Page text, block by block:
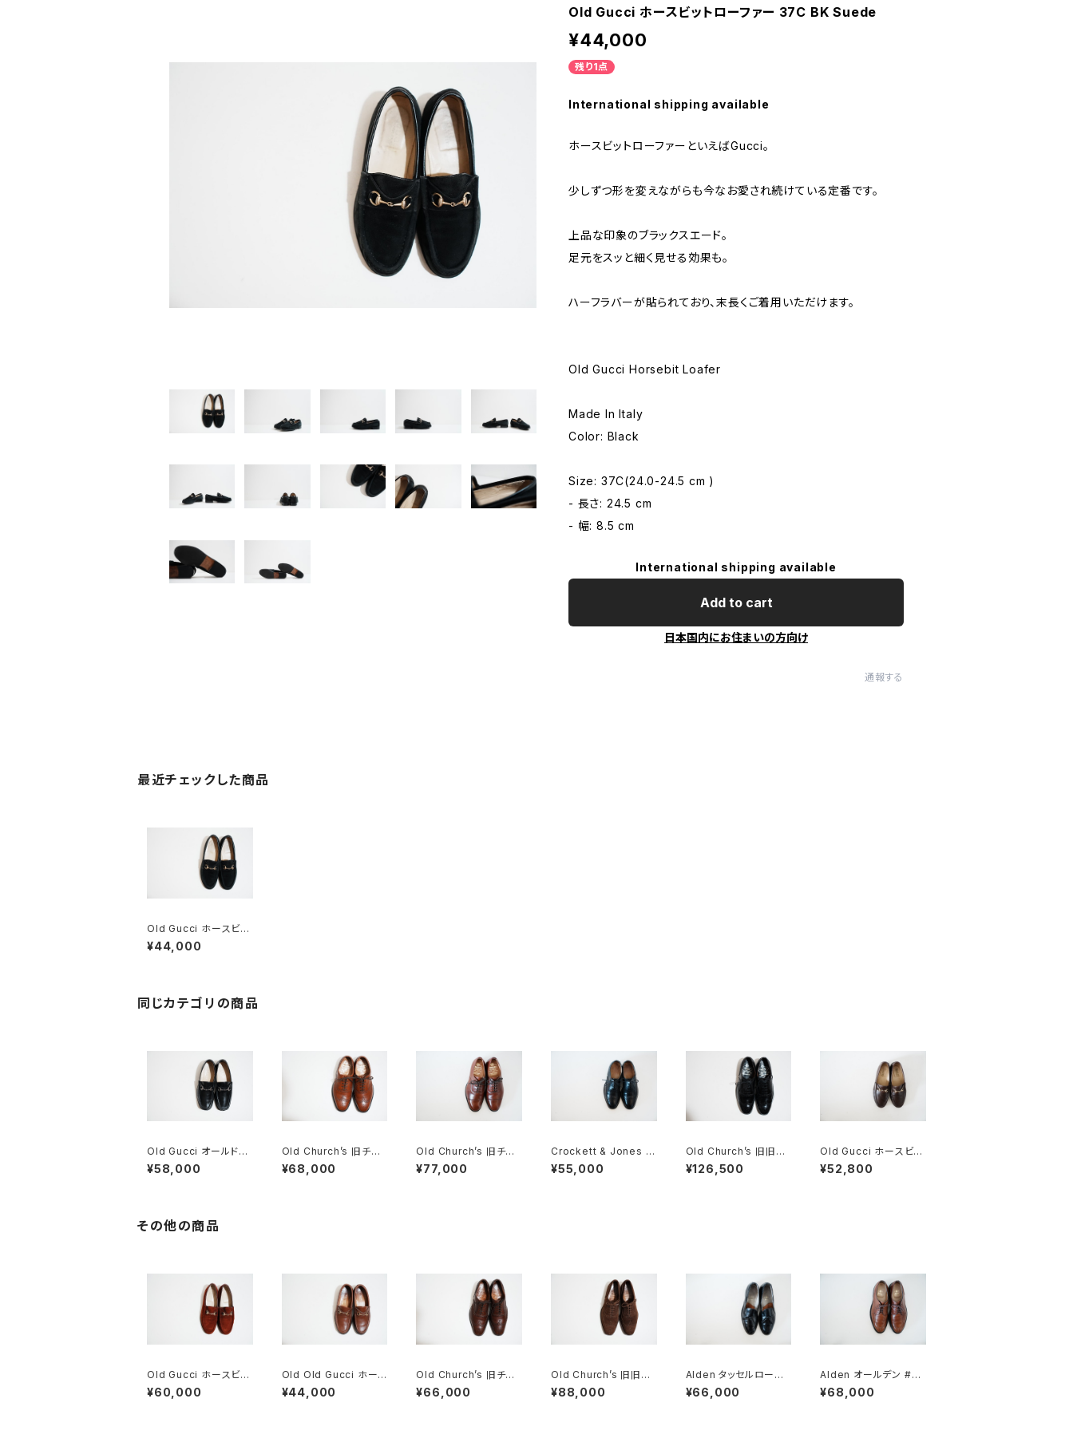
Old Gucci ホースビットローファー 37C BK Suede
¥44,000
残り1点
International shipping available
ホースビットローファーといえばGucci。
少しずつ形を変えながらも今なお愛され続けている定番です。
上品な印象のブラックスエード。
足元をスッと細く見せる効果も。
ハーフラバーが貼られており、末長くご着用いただけます。
Old Gucci Horsebit Loafer
Made In Italy
Color: Black
Size: 37C(24.0-24.5 cm )
- 長さ: 24.5 cm
- 幅: 8.5 cm
International shipping available
Add to cart
日本国内にお住まいの方向け
通報する
最近チェックした商品
Old Gucci ホースビッ
トローファー 37C BK
Suede
¥44,000
同じカテゴリの商品
Old Gucci オールドグ
ッチ ホースビットローフ
ァー 40 E Black
¥58,000
Old Church’s 旧チャ
ーチ 四都市 Chetwyn
d 50G
¥68,000
Old Church’s 旧チャ
ーチ 三都市 CONSUL
50G
¥77,000
Crockett & Jones ク
ロケット&ジョーンズ C
anterbury 5E
¥55,000
Old Church’s 旧旧チ
ャーチ 二都市 Charter
60F
¥126,500
Old Gucci ホースビッ
トローファー 37.5C D
B
¥52,800
その他の商品
Old Gucci ホースビッ
トローファー 35.5C ス
エード WR
¥60,000
Old Old Gucci ホース
ビットローファー 36C
BRラバーソール
¥44,000
Old Church’s 旧チャ
ーチ 三都市 Chetwyn
d 85D
¥66,000
Old Church’s 旧旧チ
ャーチ 二都市 Buck 8
5D
¥88,000
Alden タッセルローフ
ァー #660 10C
¥66,000
Alden オールデン #96
5 Vチップ 9D
¥68,000